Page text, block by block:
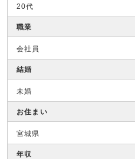
20代
職業
会社員
結婚
未婚
お住まい
宮城県
年収